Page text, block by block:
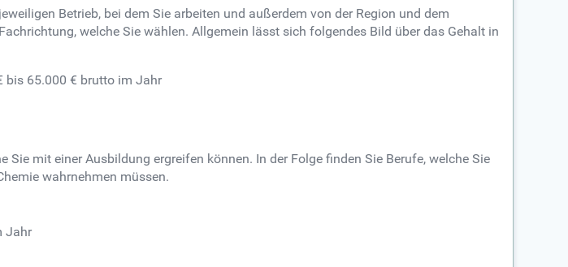
Betrieb, bei dem Sie arbeiten und außerdem von der Region und dem
welche Sie wählen. Allgemein lässt sich folgendes Bild über das Gehalt in
bis 65.000 € brutto im Jahr
mit einer Ausbildung ergreifen können. In der Folge finden Sie Berufe, welche Sie
wahrnehmen müssen.
Jahr